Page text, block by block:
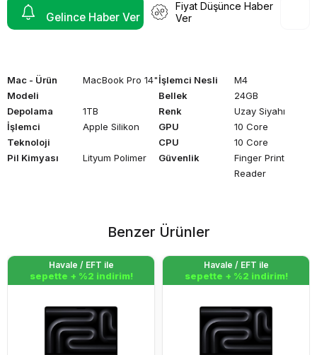
Fiyat Düşünce Haber
Ver
Gelince Haber Ver
Mac - Ürün
Modeli
MacBook Pro 14"İşlemci Nesli
M4
Bellek
24GB
Depolama
1TB Renk
Uzay Siyahı
İşlemci
Teknoloji
Apple Silikon GPU
10 Core
CPU
10 Core
Pil Kimyası
Lityum Polimer Güvenlik
Finger Print
Reader
Benzer Ürünler
Havale / EFT ile
sepette + %2 indirim!
Havale / EFT ile
sepette + %2 indirim!